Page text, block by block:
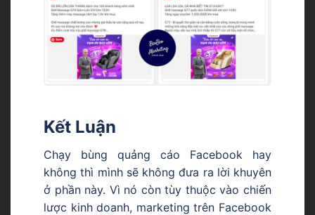
Kết Luận
Chạy bùng quảng cáo Facebook hay
không thì mình sẽ không đưa ra lời khuyên
ở phần này. Vì nó còn tùy thuộc vào chiến
lược kinh doanh, marketing trên Facebook